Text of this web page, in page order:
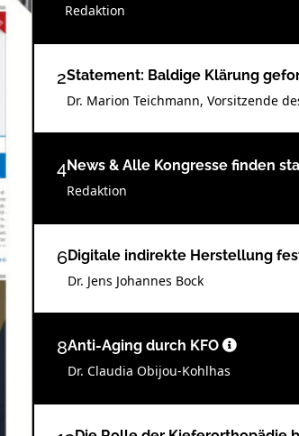
Redaktion
2Statement: Baldige Klärung
Dr. Marion Teichmann, Vorsitzende
4News & Alle Kongresse finden
Redaktion
6Digitale indirekte Herstellung
Dr. Jens Johannes Bock
8Anti-Aging durch KFO
Dr. Claudia Obijou-Kohlhas